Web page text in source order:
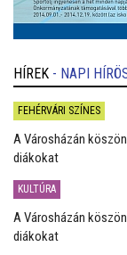
HÍREK - NAPI
FEHÉRVÁRI SZÍNES
A Városházán
diákokat
KULTÚRA
A Városházán
diákokat